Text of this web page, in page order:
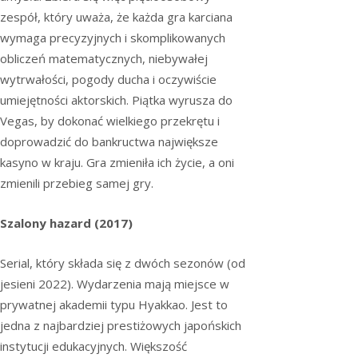
zespół, który uważa, że każda gra karciana
wymaga precyzyjnych i skomplikowanych
obliczeń matematycznych, niebywałej
wytrwałości, pogody ducha i oczywiście
umiejętności aktorskich. Piątka wyrusza do
Vegas, by dokonać wielkiego przekrętu i
doprowadzić do bankructwa największe
kasyno w kraju. Gra zmieniła ich życie, a oni
zmienili przebieg samej gry.
Szalony hazard (2017)
Serial, który składa się z dwóch sezonów (od
jesieni 2022). Wydarzenia mają miejsce w
prywatnej akademii typu Hyakkao. Jest to
jedna z najbardziej prestiżowych japońskich
instytucji edukacyjnych. Większość